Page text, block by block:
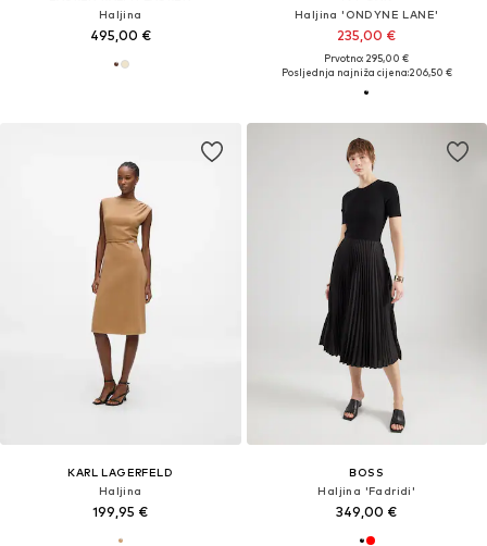
Haljina
495,00 €
Haljina 'ONDYNE LANE'
235,00 €
Prvotno: 295,00 €
Posljednja najniža cijena:206,50 €
KARL LAGERFELD
Haljina
199,95 €
BOSS
Haljina 'Fadridi'
349,00 €